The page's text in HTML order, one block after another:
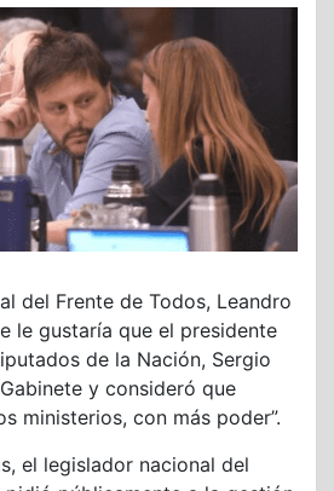
del Frente de Todos, Leandro
le gustaría que el presidente
de la Nación, Sergio
y consideró que
ministerios, con más poder”.
el legislador nacional del